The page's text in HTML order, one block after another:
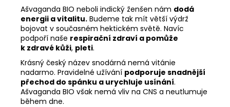
Ašvaganda BIO neboli indický ženšen nám dodá
energii a vitalitu. Budeme tak mít větší výdrž
bojovat v současném hektickém světě. Navíc
podpoří naše respirační zdraví a pomůže
k zdravé kůži, pleti.
Krásný český název snodárná nemá vitánie
nadarmo. Pravidelné užívání podporuje snadnější
přechod do spánku a urychluje usínání.
Ašvaganda BIO však nemá vliv na CNS a neutlumuje
během dne.